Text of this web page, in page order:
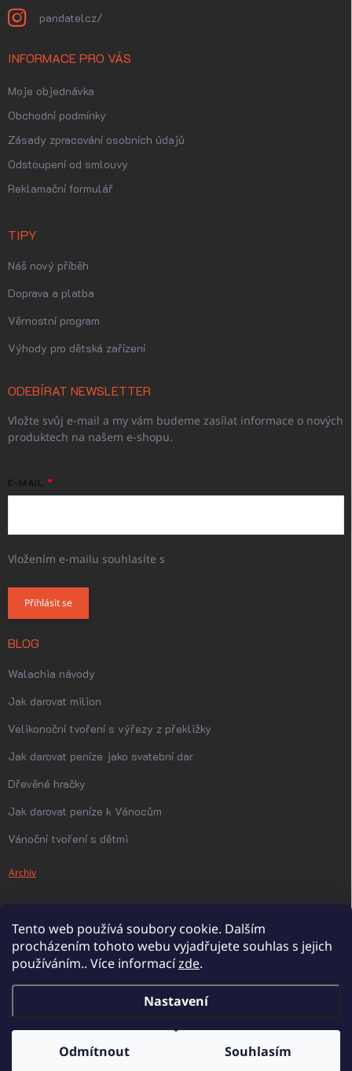
Tento web používá soubory cookie. Dalším
procházením tohoto webu vyjadřujete souhlas s jejich
používáním.. Více informacízde.
Nastavení
Odmítnout Souhlasím
pandatelcz/
INFORMACE PRO VÁS
Moje objednávka
Obchodní podmínky
Zásady zpracování osobních údajů
Odstoupení od smlouvy
Reklamační formulář
TIPY
Náš nový příběh
Doprava a platba
Věrnostní program
Výhody pro dětská zařízení
ODEBÍRAT NEWSLETTER
Vložte svůj e-mail a my vám budeme zasílat informace o nových
produktech na našem e-shopu.
E-MAIL
Vložením e-mailu souhlasíte s
Přihlásit se
BLOG
Walachia návody
Jak darovat milion
Velikonoční tvoření s výřezy z překližky
Jak darovat peníze jako svatební dar
Dřevěné hračky
Jak darovat peníze k Vánocům
Vánoční tvoření s dětmi
Archiv
Copyright 2026PanDatel. Všechna práva vyhrazena.Upravit nastavení